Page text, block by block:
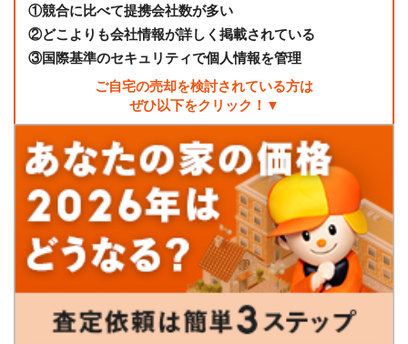
①競合に比べて提携会社数が多い
②どこよりも会社情報が詳しく掲載されている
③国際基準のセキュリティで個人情報を管理
ご自宅の売却を検討されている方は
ぜひ以下をクリック！▼